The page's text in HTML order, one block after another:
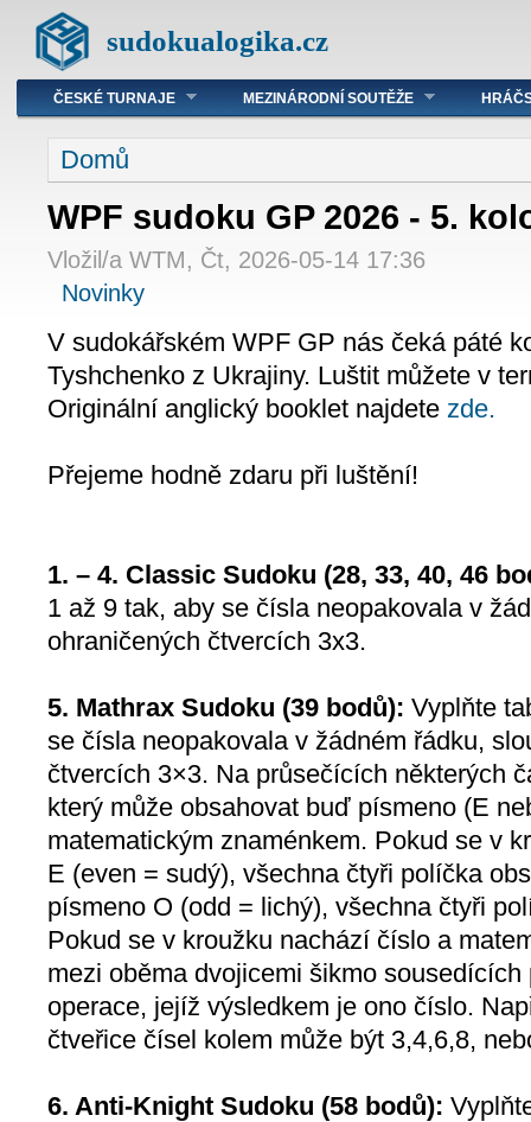
sudokualogika.cz
ČESKÉ TURNAJE MEZINÁRODNÍ SOUTĚŽE
Domů
WPF sudoku GP 2026 - 5.
Vložil/a WTM, Čt, 2026-05-14 17:36
Novinky
V sudokářském WPF GP nás čeká páté
Tyshchenko z Ukrajiny. Luštit můžete v
Originální anglický booklet najdete zde.
Přejeme hodně zdaru při luštění!
1. – 4. Classic Sudoku (28, 33, 40, 46
1 až 9 tak, aby se čísla neopakovala v
ohraničených čtvercích 3x3.
5. Mathrax Sudoku (39 bodů): Vyplňte
se čísla neopakovala v žádném řádku,
čtvercích 3×3. Na průsečících některých
který může obsahovat buď písmeno (E
matematickým znaménkem. Pokud se v
E (even = sudý), všechna čtyři políčka
písmeno O (odd = lichý), všechna čtyři
Pokud se v kroužku nachází číslo a
mezi oběma dvojicemi šikmo
operace, jejíž výsledkem je ono číslo.
čtveřice čísel kolem může být 3,4,6,8,
6. Anti-Knight Sudoku (58 bodů):